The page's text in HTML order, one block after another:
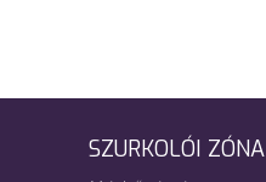
SZURKOLÓI ZÓNA